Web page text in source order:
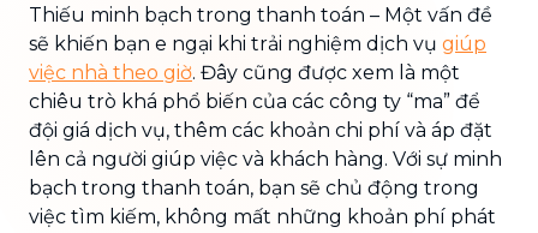
Thiếu minh bạch trong thanh toán – Một vấn đề
sẽ khiến bạn e ngại khi trải nghiệm dịch vụ giúp
việc nhà theo giờ. Đây cũng được xem là một
chiêu trò khá phổ biến của các công ty “ma” để
đội giá dịch vụ, thêm các khoản chi phí và áp đặt
lên cả người giúp việc và khách hàng. Với sự minh
bạch trong thanh toán, bạn sẽ chủ động trong
việc tìm kiếm, không mất những khoản phí phát